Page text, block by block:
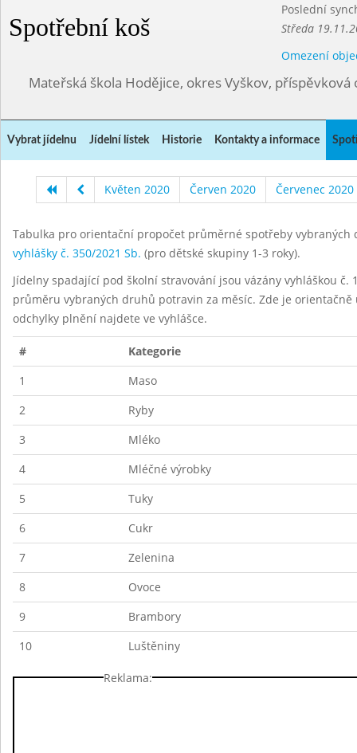
Spotřební koš
Poslední
Středa
Omezení
Mateřská škola Hodějice, okres Vyškov, příspěvková
Vybrat jídelnu Jídelní lístek Historie Kontakty a informace
Květen 2020 Červen 2020 Červenec 2020
Tabulka pro orientační propočet průměrné spotřeby
vyhlášky č. 350/2021 Sb. (pro dětské skupiny 1-3 roky).
Jídelny spadající pod školní stravování jsou vázány vyhláškou
průměru vybraných druhů potravin za měsíc. Zde je
odchylky plnění najdete ve vyhlášce.
#
Kategorie
1
Maso
2
Ryby
3
Mléko
4
Mléčné výrobky
5
Tuky
6
Cukr
7
Zelenina
8
Ovoce
9
Brambory
10
Luštěniny
Reklama: